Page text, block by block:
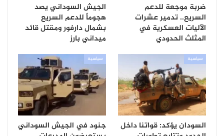
ضربة موجعة للدعم
السريع.. تدمير عشرات
الآليات العسكرية في
المثلث الحدودي
الجيش السوداني يصد
هجوماً للدعم السريع
بشمال دارفور ومقتل قائد
ميداني بارز
سياسية
السودان يؤكد: قواتنا داخل
سياسية
جنود في الجيش السوداني